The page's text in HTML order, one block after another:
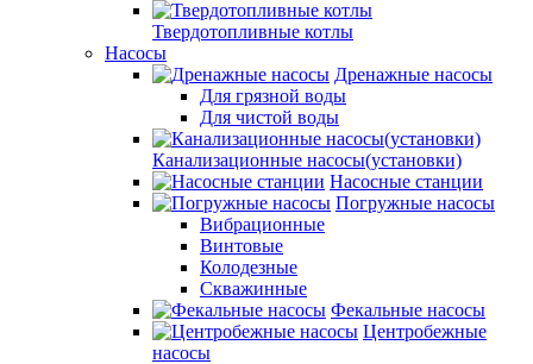
Твердотопливные котлы
Насосы
Дренажные насосы
Для грязной воды
Для чистой воды
Канализационные насосы(установки)
Насосные станции
Погружные насосы
Вибрационные
Винтовые
Колодезные
Скважинные
Фекальные насосы
Центробежные
насосы